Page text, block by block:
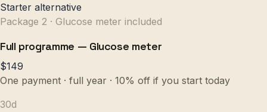
Starter alternative
Package 2 · Glucose meter included
Full programme — Glucose meter
$149
One payment · full year · 10% off if you start today
30d